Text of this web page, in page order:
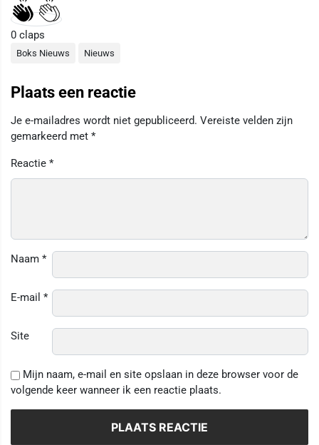
0 claps
Boks Nieuws Nieuws
Plaats een reactie
Je e-mailadres wordt niet gepubliceerd. Vereiste velden zijn
gemarkeerd met *
Reactie *
Naam *
E-mail *
Site
Mijn naam, e-mail en site opslaan in deze browser voor de
volgende keer wanneer ik een reactie plaats.